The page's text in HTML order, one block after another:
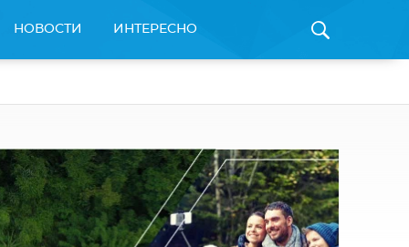
НОВОСТИ ИНТЕРЕСНО